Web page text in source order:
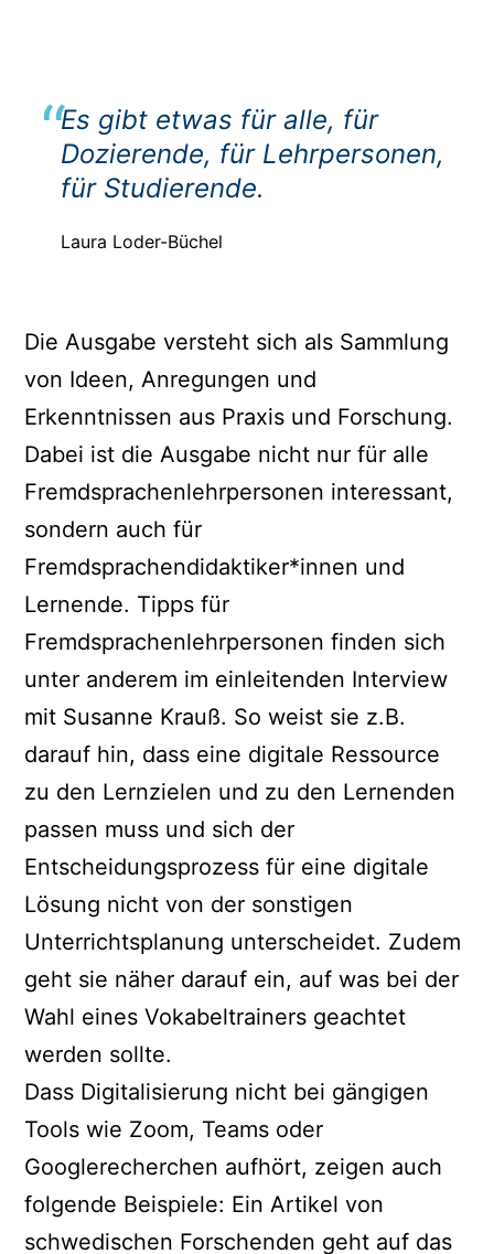
Es gibt etwas für alle, für
Dozierende, für Lehrpersonen,
für Studierende.
Laura Loder-Büchel
Die Ausgabe versteht sich als Sammlung
von Ideen, Anregungen und
Erkenntnissen aus Praxis und Forschung.
Dabei ist die Ausgabe nicht nur für alle
Fremdsprachenlehrpersonen interessant,
sondern auch für
Fremdsprachendidaktiker*innen und
Lernende. Tipps für
Fremdsprachenlehrpersonen finden sich
unter anderem im einleitenden Interview
mit Susanne Krauß. So weist sie z.B.
darauf hin, dass eine digitale Ressource
zu den Lernzielen und zu den Lernenden
passen muss und sich der
Entscheidungsprozess für eine digitale
Lösung nicht von der sonstigen
Unterrichtsplanung unterscheidet. Zudem
geht sie näher darauf ein, auf was bei der
Wahl eines Vokabeltrainers geachtet
werden sollte.
Dass Digitalisierung nicht bei gängigen
Tools wie Zoom, Teams oder
Googlerecherchen aufhört, zeigen auch
folgende Beispiele: Ein Artikel von
schwedischen Forschenden geht auf das